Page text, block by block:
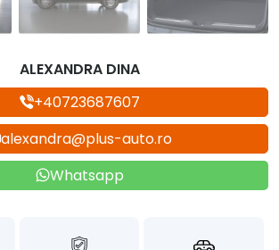
ALEXANDRA DINA
+40723687607
alexandra@plus-auto.ro
Whatsapp